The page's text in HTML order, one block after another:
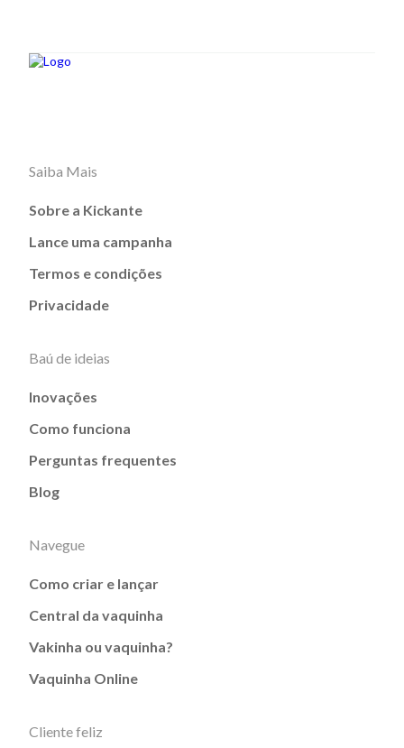
Saiba Mais
Sobre a Kickante
Lance uma campanha
Termos e condições
Privacidade
Baú de ideias
Inovações
Como funciona
Perguntas frequentes
Blog
Navegue
Como criar e lançar
Central da vaquinha
Vakinha ou vaquinha?
Vaquinha Online
Cliente feliz